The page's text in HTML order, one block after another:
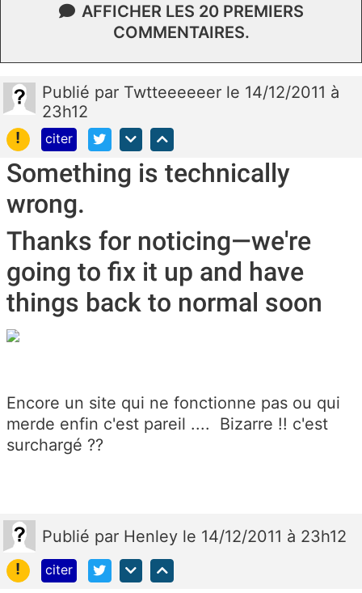
AFFICHER LES 20 PREMIERS
COMMENTAIRES.
Publié par Twtteeeeeer le 14/12/2011 à
23h12
!
citer
Something is technically
wrong.
Thanks for noticing—we're
going to fix it up and have
things back to normal soon
Encore un site qui ne fonctionne pas ou qui
merde enfin c'est pareil .... Bizarre !! c'est
surchargé ??
Publié par Henley le 14/12/2011 à 23h12
!
citer